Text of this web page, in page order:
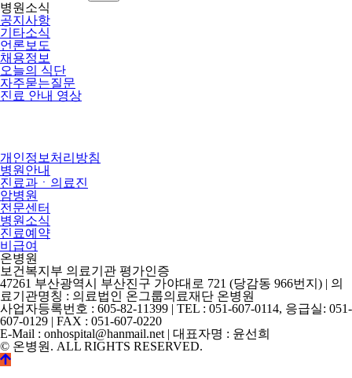
병원소식
공지사항
기타소식
언론보도
채용정보
오늘의 식단
자주묻는질문
진료 안내 영상
개인정보처리방침
병원안내
진료과ㆍ의료진
암병원
전문센터
병원소식
진료예약
비급여
온병원
보건복지부 의료기관 평가인증
47261 부산광역시 부산진구 가야대로 721 (당감동 966번지) | 의
료기관명칭 : 의료법인 온그룹의료재단 온병원
사업자등록번호 : 605-82-11399 | TEL : 051-607-0114, 응급실: 051-
607-0129 | FAX : 051-607-0220
E-Mail : onhospital@hanmail.net | 대표자명 : 윤선희
© 온병원. ALL RIGHTS RESERVED.
©
k2s0o2d0e0s1i0g1n.